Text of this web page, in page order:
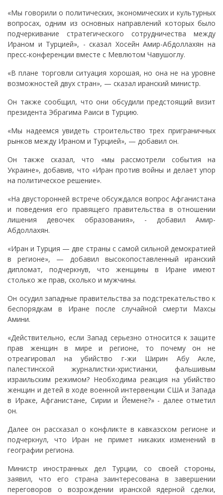
«Мы говорили о политических, экономических и культурных
вопросах, одним из основных направлений которых было
подчеркивание стратегического сотрудничества между
Ираном и Турцией», - сказал Хосейн Амир-Абдоллахян на
пресс-конференции вместе с Мевлютом Чавушоглу.
«В плане торговли ситуация хорошая, но она не на уровне
возможностей двух стран», — сказал иранский министр.
Он также сообщил, что они обсудили предстоящий визит
президента Эбрагима Раиси в Турцию.
«Мы надеемся увидеть строительство трех приграничных
рынков между Ираном и Турцией», — добавил он.
Он также сказал, что «мы рассмотрели события на
Украине», добавив, что «Иран против войны и делает упор
на политическое решение».
«На двусторонней встрече обсуждался вопрос Афганистана
и поведения его правящего правительства в отношении
лишения девочек образования», - добавил Амир-
Абдоллахян.
«Иран и Турция — две страны с самой сильной демократией
в регионе», — добавил высокопоставленный иранский
дипломат, подчеркнув, что женщины в Иране имеют
столько же прав, сколько и мужчины.
Он осудил западные правительства за подстрекательство к
беспорядкам в Иране после случайной смерти Махсы
Амини.
«Действительно, если Запад серьезно относится к защите
прав женщин в мире и регионе, то почему он не
отреагировал на убийство г-жи Ширин Абу Акле,
палестинской журналистки-христианки, фальшивым
израильским режимом? Необходима реакция на убийство
женщин и детей в ходе военной интервенции США и Запада
в Ираке, Афганистане, Сирии и Йемене?» - далее отметил
он.
Далее он рассказал о конфликте в кавказском регионе и
подчеркнул, что Иран не примет никаких изменений в
географии региона.
Министр иностранных дел Турции, со своей стороны,
заявил, что его страна заинтересована в завершении
переговоров о возрождении иранской ядерной сделки,